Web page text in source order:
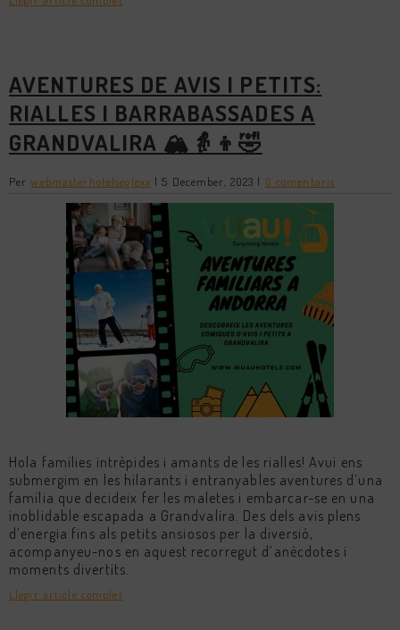
AVENTURES DE AVIS I PETITS:
RIALLES I BARRABASSADES A
GRANDVALIRA 🏔️👵👦🤣
Perwebmasterhotelseglexx |5 December, 2023 | 0 comentaris
Hola famílies intrèpides i amants de les rialles! Avui ens
submergim en les hilarants i entranyables aventures d’una
família que decideix fer les maletes i embarcar-se en una
inoblidable escapada a Grandvalira. Des dels avis plens
d’energia fins als petits ansiosos per la diversió,
acompanyeu-nos en aquest recorregut d’anècdotes i
moments divertits.
Llegir article complet